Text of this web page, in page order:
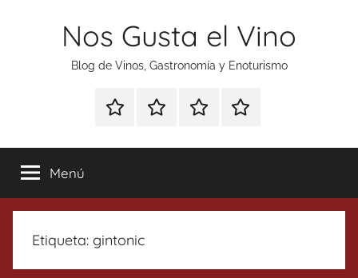
Nos Gusta el Vino
Blog de Vinos, Gastronomía y Enoturismo
Especial
Tonics
Enoturismo
Gastronomía
RankingContacto
Menú
Etiqueta: gintonic